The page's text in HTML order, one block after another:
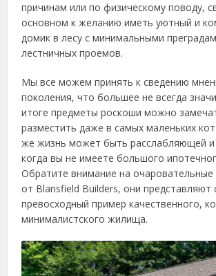
причинам или по физическому поводу,
основном к желанию иметь уютный и
домик в лесу с минимальными
лестничных проемов.
Мы все можем принять к сведению
поколения, что большее не всегда
итоге предметы роскоши можно
разместить даже в самых маленьких
же жизнь может быть расслабляющей и
когда вы не имеете большого
Обратите внимание на
от Blansfield Builders, они представляют
превосходный пример качественного,
минималистского жилища.